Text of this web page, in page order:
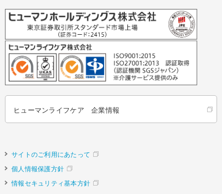
ヒューマンライフケア 企業情報
サイトのご利用にあたって
個人情報保護方針
情報セキュリティ基本方針